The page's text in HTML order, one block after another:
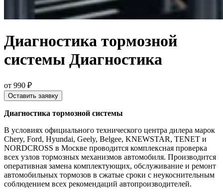
Диагностика тормозной
системы Диагностика
от 990 ₽
Оставить заявку
Диагностика тормозной системы
В условиях официального технического центра дилера марок
Chery, Ford, Hyundai, Geely, Belgee, KNEWSTAR, TENET и
NORDCROSS в Москве проводится комплексная проверка
всех узлов тормозных механизмов автомобиля. Производится
оперативная замена комплектующих, обслуживание и ремонт
автомобильных тормозов в сжатые сроки с неукоснительным
соблюдением всех рекомендаций автопроизводителей.